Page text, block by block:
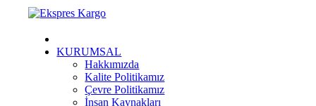
KURUMSAL
Hakkımızda
Kalite Politikamız
Çevre Politikamız
İnsan Kaynakları